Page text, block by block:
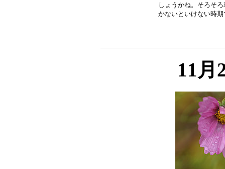
しょうかね。そろそ
11月